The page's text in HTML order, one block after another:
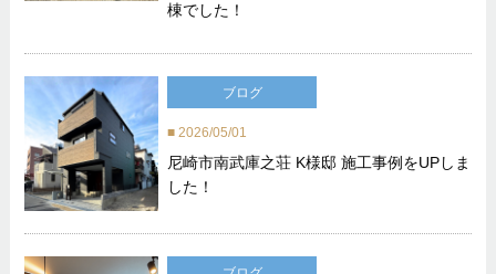
棟でした！
ブログ
2026/05/01
尼崎市南武庫之荘 K様邸 施工事例をUPしま
した！